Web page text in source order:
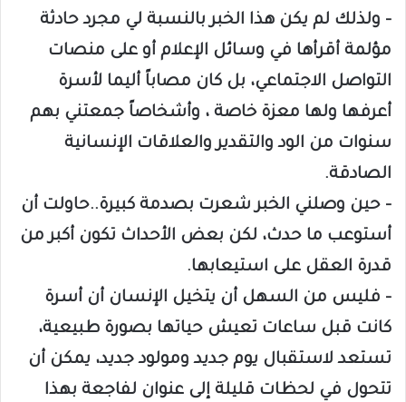
– ولذلك لم يكن هذا الخبر بالنسبة لي مجرد حادثة
مؤلمة أقرأها في وسائل الإعلام أو على منصات
التواصل الاجتماعي، بل كان مصاباً أليما لأسرة
أعرفها ولها معزة خاصة ، وأشخاصاً جمعتني بهم
سنوات من الود والتقدير والعلاقات الإنسانية
الصادقة.
– حين وصلني الخبر شعرت بصدمة كبيرة..حاولت أن
أستوعب ما حدث، لكن بعض الأحداث تكون أكبر من
قدرة العقل على استيعابها.
– فليس من السهل أن يتخيل الإنسان أن أسرة
كانت قبل ساعات تعيش حياتها بصورة طبيعية،
تستعد لاستقبال يوم جديد ومولود جديد، يمكن أن
تتحول في لحظات قليلة إلى عنوان لفاجعة بهذا